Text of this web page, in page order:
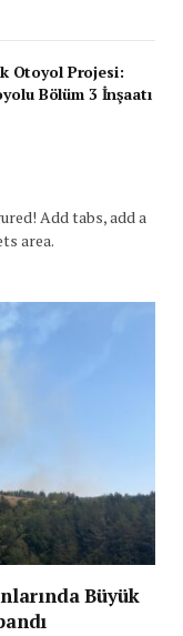
Otoyol Projesi:
Bölüm 3 İnşaatı
Add tabs, add a
area.
Büyük